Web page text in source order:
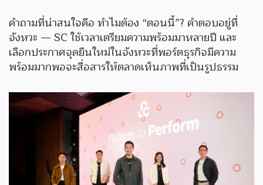
คำถามที่น่าสนใจคือ ทำไมต้อง “ตอนนี้”? คำตอบอยู่ที่
จังหวะ — SC ใช้เวลาเตรียมความพร้อมมาหลายปี และ
เลือกประกาศจุดยืนใหม่ในจังหวะที่พอร์ตธุรกิจมีความ
พร้อมมากพอจะสื่อสารให้ตลาดเห็นภาพที่เป็นรูปธรรม